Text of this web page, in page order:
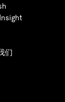
们